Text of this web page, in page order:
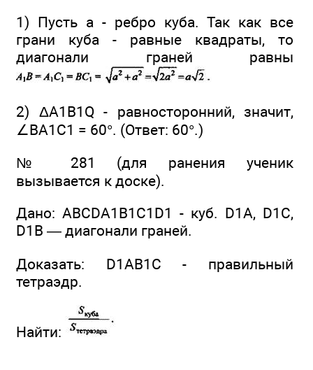
1) Пусть а - ребро куба. Так как все
грани куба - равные квадраты, то
диагонали граней равны
2) ΔA1B1Q - равносторонний, значит,
∠BA1C1 = 60°. (Ответ: 60°.)
№ 281 (для ранения ученик
вызывается к доске).
Дано: ABCDA1B1C1D1 - куб. D1A, D1C,
D1B — диагонали граней.
Доказать: D1AB1C - правильный
тетраэдр.
Найти: